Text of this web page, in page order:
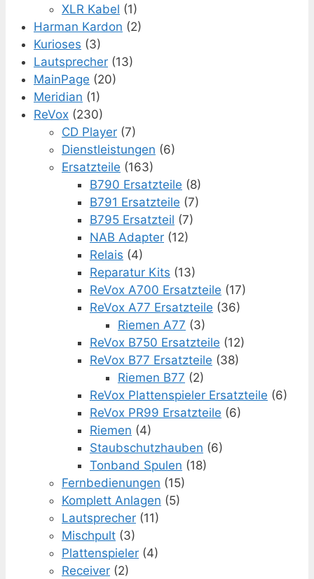
XLR Kabel (1)
Harman Kardon (2)
Kurioses (3)
Lautsprecher (13)
MainPage (20)
Meridian (1)
ReVox (230)
CD Player (7)
Dienstleistungen (6)
Ersatzteile (163)
B790 Ersatzteile (8)
B791 Ersatzteile (7)
B795 Ersatzteil (7)
NAB Adapter (12)
Relais (4)
Reparatur Kits (13)
ReVox A700 Ersatzteile (17)
ReVox A77 Ersatzteile (36)
Riemen A77 (3)
ReVox B750 Ersatzteile (12)
ReVox B77 Ersatzteile (38)
Riemen B77 (2)
ReVox Plattenspieler Ersatzteile (6)
ReVox PR99 Ersatzteile (6)
Riemen (4)
Staubschutzhauben (6)
Tonband Spulen (18)
Fernbedienungen (15)
Komplett Anlagen (5)
Lautsprecher (11)
Mischpult (3)
Plattenspieler (4)
Receiver (2)